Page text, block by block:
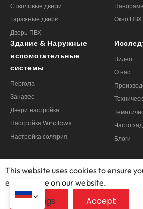
Гаражные двери
Дверь ПВХ
Окно ПВХ
Здание & Наружные
вспомогательные
системы
Пергола
Занавес
Двери настройка
Настройка Windows
Настройка солярия
Видео
О нас
Часто
Блоги
Copyright © 2025 – 2026, Фошан
This website uses cookies to ensure
exprerience on our website.